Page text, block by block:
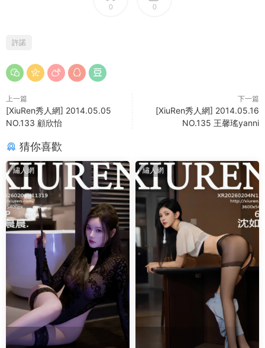
0 0
許諾
上一篇
[XiuRen秀人網] 2014.05.05
NO.133 顧欣怡
下一篇
[XiuRen秀人網] 2014.05.16
NO.135 王馨瑤yanni
猜你喜歡
繡人網 繡人網